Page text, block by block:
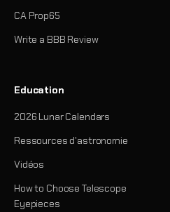
CA Prop65
Write a BBB Review
Education
2026 Lunar Calendars
Ressources d'astronomie
Vidéos
How to Choose Telescope
Eyepieces